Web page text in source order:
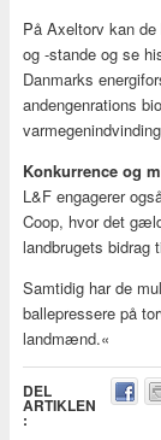
På Axeltorv kan
og -stande og se
Danmarks
andengenrations
Konkurrence og
L&F engagerer
Coop, hvor det
landbrugets bidrag
Samtidig har de
ballepressere på
landmænd.«
DEL
ARTIKLEN
: